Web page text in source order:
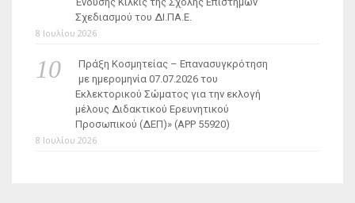
Σχεδιασμού του ΔΙ.ΠΑ.Ε.
8 Ιουλίου 2026
Πράξη Κοσμητείας – Επανασυγκρότηση
με ημερομηνία 07.07.2026 του
Εκλεκτορικού Σώματος για την εκλογή
μέλους Διδακτικού Ερευνητικού
Προσωπικού (ΔΕΠ)» (APP 55920)
8 Ιουλίου 2026